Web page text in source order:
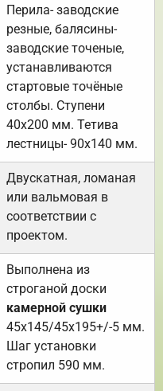
Перила- заводские
резные, балясины-
заводские точеные,
устанавливаются
стартовые точёные
столбы. Ступени
40х200 мм. Тетива
лестницы- 90х140 мм.
Двускатная, ломаная
или вальмовая в
соответствии с
проектом.
Выполнена из
строганой доски
камерной сушки
45х145/45х195+/-5 мм.
Шаг установки
стропил 590 мм.